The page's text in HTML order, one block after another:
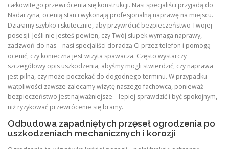
całkowitego przewrócenia się konstrukcji. Nasi specjaliści przyjadą do
Nadarzyna, ocenią stan i wykonają profesjonalną naprawę na miejscu.
Działamy szybko i skutecznie, aby przywrócić bezpieczeństwo Twojej
posesji. Jeśli nie jesteś pewien, czy Twój słupek wymaga naprawy,
zadzwoń do nas – nasi specjaliści doradzą Ci przez telefon i pomogą
ocenić, czy konieczna jest wizyta spawacza. Często wystarczy
szczegółowy opis uszkodzenia, abyśmy mogli stwierdzić, czy naprawa
jest pilna, czy może poczekać do dogodnego terminu. W przypadku
wątpliwości zawsze zalecamy wizytę naszego fachowca, ponieważ
bezpieczeństwo jest najważniejsze – lepiej sprawdzić i być spokojnym,
niż ryzykować przewrócenie się bramy.
Odbudowa zapadniętych przęseł ogrodzenia po
uszkodzeniach mechanicznych i korozji